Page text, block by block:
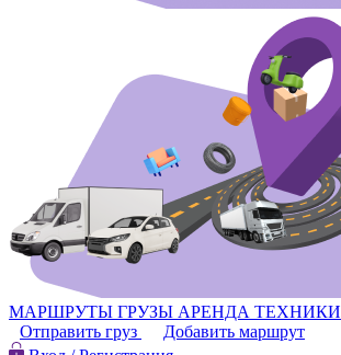
МАРШРУТЫ ГРУЗЫ АРЕНДА ТЕХНИКИ
Отправить груз
Добавить маршрут